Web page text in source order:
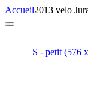
Accueil2013 velo
S - petit (576